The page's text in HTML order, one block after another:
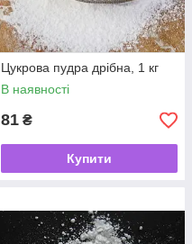
Цукрова пудра дрібна, 1 кг
В наявності
81 ₴
Купити